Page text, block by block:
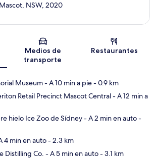
Sección del mapa
NSW, 2020
Medios de
transporte
Restaurantes
Museum- A 10 min a pie- 0.9 km
Retail Precinct Mascot Central- A 12 min a
hielo Ice Zoo de Sídney- A 2 min en auto-
4 min en auto- 2.3 km
Distilling Co. - A 5 min en auto- 3.1 km